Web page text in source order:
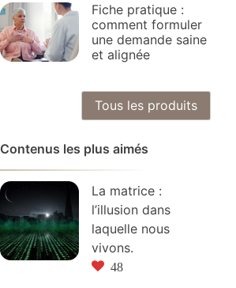
Fiche pratique :
comment formuler
une demande saine
et alignée
Tous les produits
Contenus les plus aimés
La matrice :
l’illusion dans
laquelle nous
vivons.
48